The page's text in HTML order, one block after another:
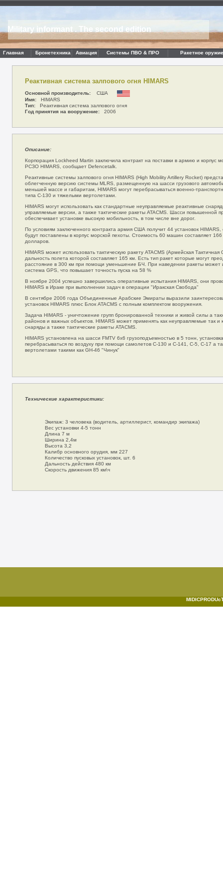
Military informant . The second edition
Главная Бронетехника Авиация Системы ПВО & ПРО Ракетное
Реактивная система залпового огня HIMARS
Основной производитель: США
Имя: HIMARS
Тип: Реактивная система залпового огня
Год принятия на вооружение: 2006
Описание:
Корпорация Lockheed Martin заключила контракт на поставки в армию и корпус
РСЗО HIMARS, сообщает Defencetalk.
Реактивные системы залпового огня HIMARS (High Mobility Artillery Rocket)
облегченную версию системы MLRS, размещенную на шасси грузового
меньшей массе и габаритам, HIMARS могут перебрасываться военно-
типа С-130 и тяжелыми вертолетами.
HIMARS могут использовать как стандартные неуправляемые реактивные
управляемые версии, а также тактические ракеты ATACMS. Шасси повышенной
обеспечивает установке высокую мобильность, в том числе вне дорог.
По условиям заключенного контракта армия США получит 44 установок HIMARS,
будут поставлены в корпус морской пехоты. Стоимость 60 машин составляет
долларов.
HIMARS может использовать тактическую ракету ATACMS (Армейская
дальность полета которой составляет 165 км. Есть тип ракет которые могут
расстояние в 300 км при помощи уменьшение БЧ. При наведении ракеты может
система GPS, что повышает точность пуска на 58 %
В ноябре 2004 успешно завершились оперативные испытания HIMARS, они
HIMARS в Ираке при выполнении задач в операции "Иракская Свобода"
В сентябре 2006 года Объединенные Арабские Эмираты выразили
установок HIMARS плюс Блок ATACMS с полным комплектом вооружения.
Задача HIMARS - уничтожение групп бронированной техники и живой силы а
районов и важных объектов. HIMARS может применять как неуправляемые так и
снаряды а также тактические ракеты ATACMS.
HIMARS установлена на шасси FMTV 6x6 грузоподъемностью в 5 тонн,
перебрасываться по воздуху при помощи самолетов C-130 и C-141, C-5, C-17 а
вертолетами такими как GH-46 "Чинук"
Технические характеристики:
Экипаж: 3 человека (водитель, артиллерист, командир экипажа)
Вес установки 4-5 тонн
Длина 7 м
Ширина 2,4м
Высота 3,2
Калибр основного орудия, мм 227
Количество пусковых установок, шт. 6
Дальность действия 480 км
Скорость движения 85 км\ч